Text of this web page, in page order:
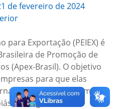
de fevereiro de 2024
para Exportação (PEIEX) é
de Promoção de
(Apex-Brasil). O objetivo
para que elas
de forma
o Programa é